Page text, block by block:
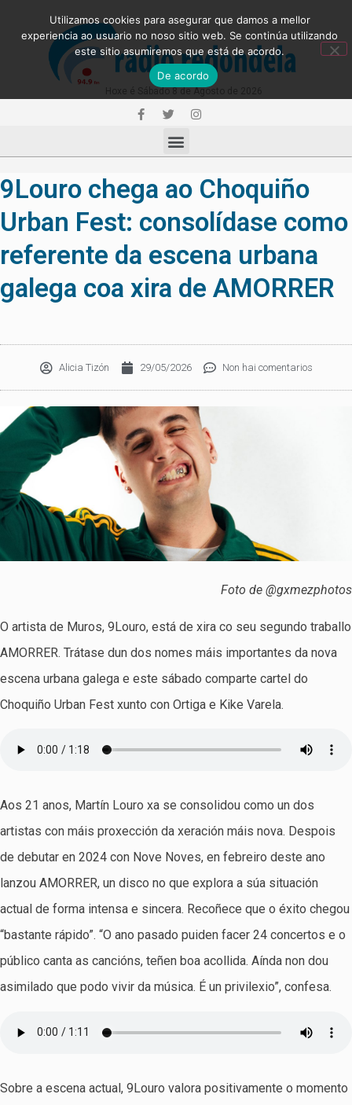
9Louro chega ao Choquiño
Urban Fest: consolídase como
referente da escena urbana
galega coa xira de AMORRER
Alicia Tizón 29/05/2026 Non hai comentarios
Foto de @gxmezphotos
O artista de Muros, 9Louro, está de xira co seu segundo traballo
AMORRER. Trátase dun dos nomes máis importantes da nova
escena urbana galega e este sábado comparte cartel do
Choquiño Urban Fest xunto con Ortiga e Kike Varela.
Aos 21 anos, Martín Louro xa se consolidou como un dos
artistas con máis proxección da xeración máis nova. Despois
de debutar en 2024 con Nove Noves, en febreiro deste ano
lanzou AMORRER, un disco no que explora a súa situación
actual de forma intensa e sincera. Recoñece que o éxito chegou
“bastante rápido”. “O ano pasado puiden facer 24 concertos e o
público canta as cancións, teñen boa acollida. Aínda non dou
asimilado que podo vivir da música. É un privilexio”, confesa.
Sobre a escena actual, 9Louro valora positivamente o momento
Utilizamos cookies para asegurar que damos a mellor
experiencia ao usuario no noso sitio web. Se continúa utilizando
este sitio asumiremos que está de acordo.
De acordo